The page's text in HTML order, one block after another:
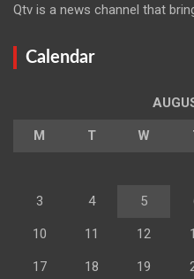
Qtv is a news channel that
Calendar
M T W
3 4 5
10 11 12
17 18 19